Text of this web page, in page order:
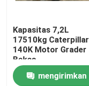
Kontrol kualitas
Hubungi kami
Kapasitas 7,2L
17510kg Caterpillar
140K Motor Grader
Bekas
mengirimkan